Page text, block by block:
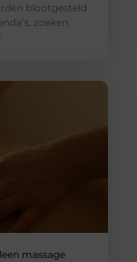
blootgesteld
zoeken
massage